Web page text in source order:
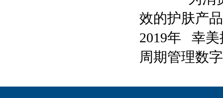
效的护肤产
2019年 幸美
周期管理数